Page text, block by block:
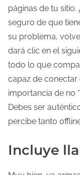
páginas de tu sitio.
seguro de que
su problema,
dará clic en el
todo lo que
capaz de conectar
importancia de no
Debes ser
percibe tanto
Incluye